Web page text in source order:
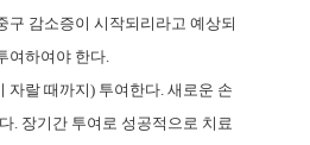
구 감소증이 시작되리라고 예상되
여하여야 한다.
자랄 때까지) 투여한다. 새로운 손
. 장기간 투여로 성공적으로 치료